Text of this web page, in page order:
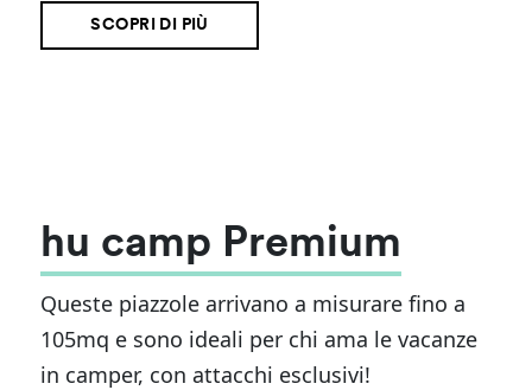
SCOPRI DI PIÙ
hu camp Premium
Queste piazzole arrivano a misurare fino a
105mq e sono ideali per chi ama le vacanze
in camper, con attacchi esclusivi!